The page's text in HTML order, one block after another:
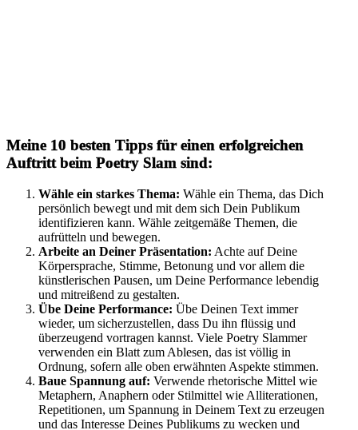
Meine 10 besten Tipps für einen erfolgreichen
Auftritt beim Poetry Slam sind:
Wähle ein starkes Thema: Wähle ein Thema, das Dich
persönlich bewegt und mit dem sich Dein Publikum
identifizieren kann. Wähle zeitgemäße Themen, die
aufrütteln und bewegen.
Arbeite an Deiner Präsentation: Achte auf Deine
Körpersprache, Stimme, Betonung und vor allem die
künstlerischen Pausen, um Deine Performance lebendig
und mitreißend zu gestalten.
Übe Deine Performance: Übe Deinen Text immer
wieder, um sicherzustellen, dass Du ihn flüssig und
überzeugend vortragen kannst. Viele Poetry Slammer
verwenden ein Blatt zum Ablesen, das ist völlig in
Ordnung, sofern alle oben erwähnten Aspekte stimmen.
Baue Spannung auf: Verwende rhetorische Mittel wie
Metaphern, Anaphern oder Stilmittel wie Alliterationen,
Repetitionen, um Spannung in Deinem Text zu erzeugen
und das Interesse Deines Publikums zu wecken und